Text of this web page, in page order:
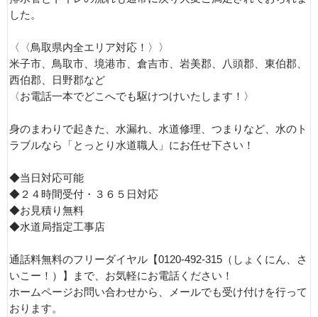
した。
〈〈鳥取県内全エリア対応！〉〉
米子市、鳥取市、境港市、倉吉市、岩美郡、八頭郡、東伯郡、
西伯郡、日野郡など
〈お電話一本でどこへでも駆けつけいたします！〉
身のまわりで起きた、水漏れ、水道修理、つまりなど、水のト
ラブルなら「とっとり水道職人」にお任せ下さい！
◆当日対応可能
◆２４時間受付・３６５日対応
◆お見積り無料
◆水道局指定工事店
通話料無料のフリーダイヤル【0120-492-315（しょくにん、さ
いこー！）】まで、お気軽にお電話ください！
ホームページお問い合わせから、メールでも受け付けを行って
おります。